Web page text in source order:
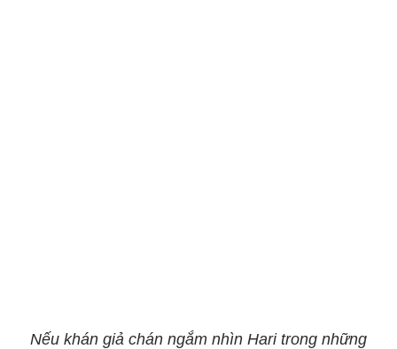
Nếu khán giả chán ngắm nhìn Hari trong những